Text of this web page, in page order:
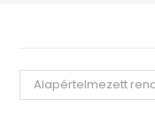
Alapértelmezett